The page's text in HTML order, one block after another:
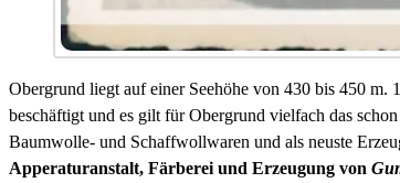
Obergrund liegt auf einer Seehöhe von 430 bis 450
beschäftigt und es gilt für Obergrund vielfach das
Baumwolle- und Schaffwollwaren und als neuste
Apperaturanstalt, Färberei und Erzeugung von